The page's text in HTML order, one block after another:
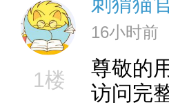
1楼
16小时前
尊敬的
访问完